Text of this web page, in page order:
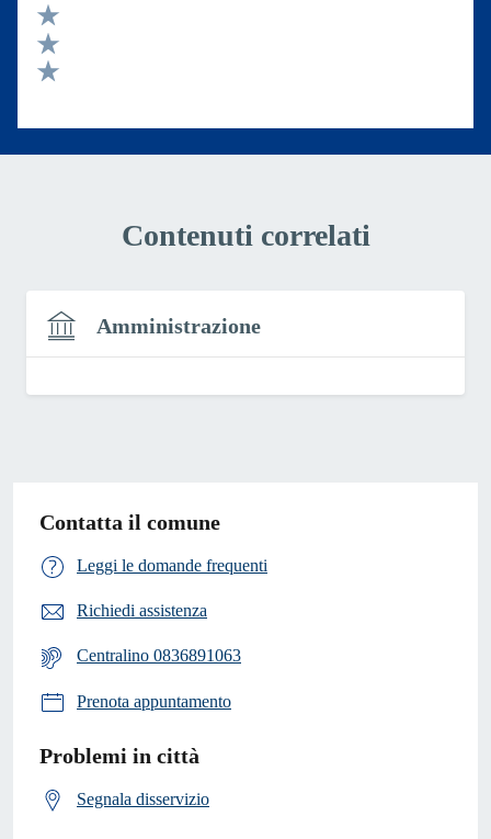
Valuta 4 stelle su 5
Valuta 3 stelle su 5
Valuta 2 stelle su 5
Contenuti correlati
Amministrazione
Contatta il comune
Leggi le domande frequenti
Richiedi assistenza
Centralino 0836891063
Prenota appuntamento
Problemi in città
Segnala disservizio